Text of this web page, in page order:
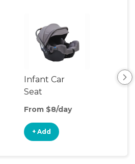
Infant Car
Seat
From $8/day
+ Add